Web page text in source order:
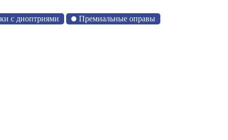
с диоптриями Премиальные оправы